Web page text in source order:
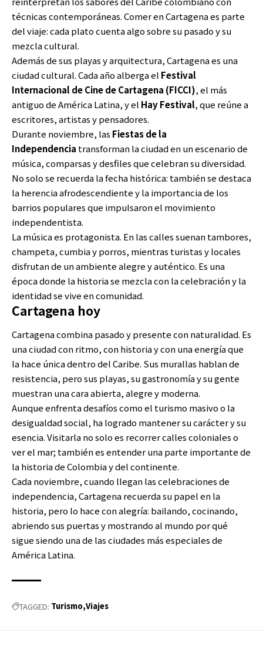
técnicas contemporáneas. Comer en Cartagena es parte
del viaje: cada plato cuenta algo sobre su pasado y su
mezcla cultural.
Además de sus playas y arquitectura, Cartagena es una
ciudad cultural. Cada año alberga el Festival
Internacional de Cine de Cartagena (FICCI), el más
antiguo de América Latina, y el Hay Festival, que reúne a
escritores, artistas y pensadores.
Durante noviembre, las Fiestas de la
Independencia transforman la ciudad en un escenario de
música, comparsas y desfiles que celebran su diversidad.
No solo se recuerda la fecha histórica: también se destaca
la herencia afrodescendiente y la importancia de los
barrios populares que impulsaron el movimiento
independentista.
La música es protagonista. En las calles suenan tambores,
champeta, cumbia y porros, mientras turistas y locales
disfrutan de un ambiente alegre y auténtico. Es una
época donde la historia se mezcla con la celebración y la
identidad se vive en comunidad.
Cartagena hoy
Cartagena combina pasado y presente con naturalidad. Es
una ciudad con ritmo, con historia y con una energía que
la hace única dentro del Caribe. Sus murallas hablan de
resistencia, pero sus playas, su gastronomía y su gente
muestran una cara abierta, alegre y moderna.
Aunque enfrenta desafíos como el turismo masivo o la
desigualdad social, ha logrado mantener su carácter y su
esencia. Visitarla no solo es recorrer calles coloniales o
ver el mar; también es entender una parte importante de
la historia de Colombia y del continente.
Cada noviembre, cuando llegan las celebraciones de
independencia, Cartagena recuerda su papel en la
historia, pero lo hace con alegría: bailando, cocinando,
abriendo sus puertas y mostrando al mundo por qué
sigue siendo una de las ciudades más especiales de
América Latina.
TAGGED: Turismo Viajes